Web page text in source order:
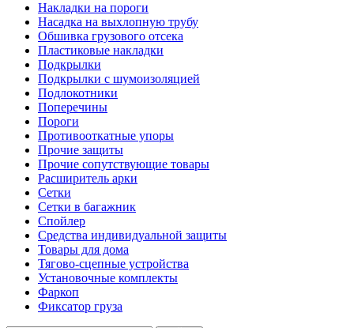
Накладки на пороги
Насадка на выхлопную трубу
Обшивка грузового отсека
Пластиковые накладки
Подкрылки
Подкрылки с шумоизоляцией
Подлокотники
Поперечины
Пороги
Противооткатные упоры
Прочие защиты
Прочие сопутствующие товары
Расширитель арки
Сетки
Сетки в багажник
Спойлер
Средства индивидуальной защиты
Товары для дома
Тягово-сцепные устройства
Установочные комплекты
Фаркоп
Фиксатор груза